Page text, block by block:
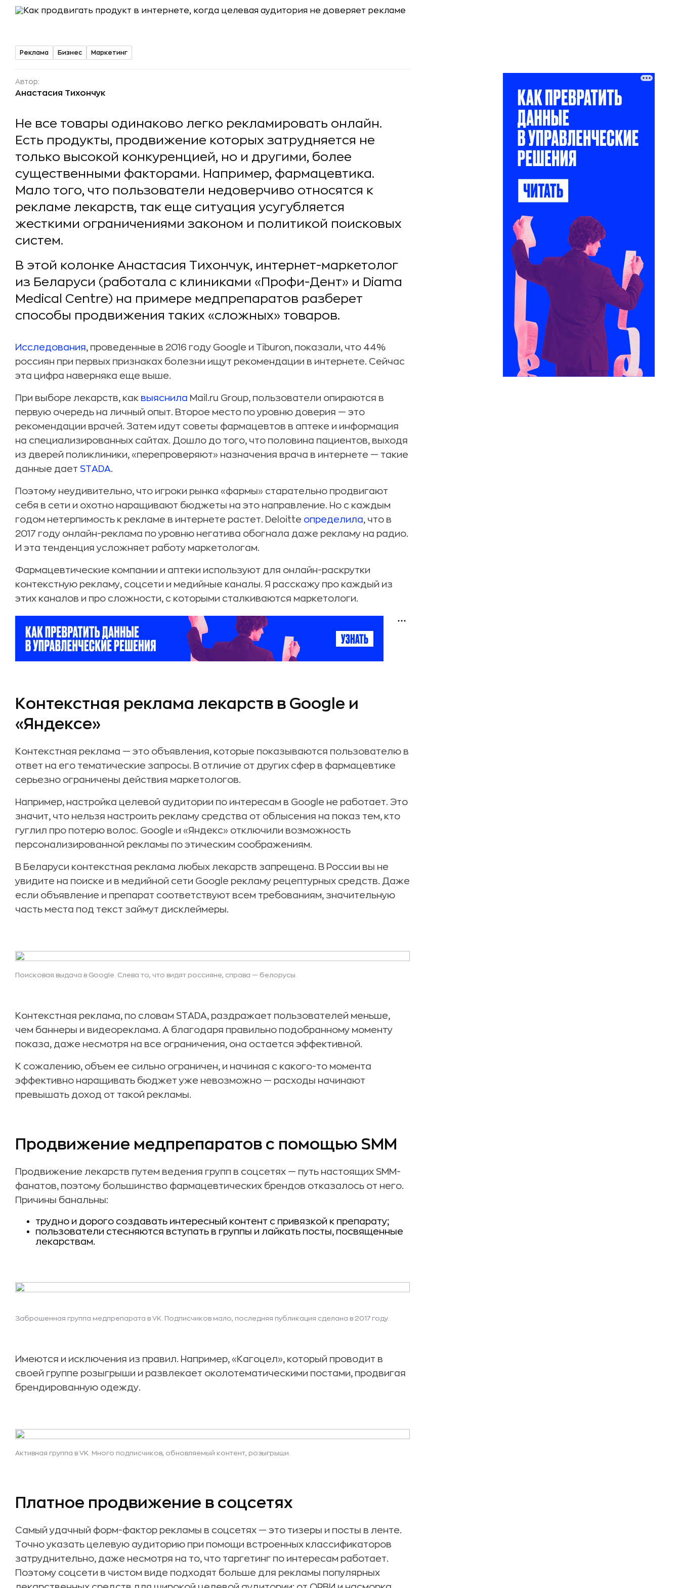
Реклама Бизнес Маркетинг
Автор:
Анастасия Тихончук
Не все товары одинаково легко рекламировать онлайн.
Есть продукты, продвижение которых затрудняется не
только высокой конкуренцией, но и другими, более
существенными факторами. Например, фармацевтика.
Мало того, что пользователи недоверчиво относятся к
рекламе лекарств, так еще ситуация усугубляется
жесткими ограничениями законом и политикой поисковых
систем.
В этой колонке Анастасия Тихончук, интернет-маркетолог
из Беларуси (работала с клиниками «Профи-Дент» и Diama
Medical Centre) на примере медпрепаратов разберет
способы продвижения таких «сложных» товаров.
Исследования, проведенные в 2016 году Google и Tiburon, показали, что 44%
россиян при первых признаках болезни ищут рекомендации в интернете. Сейчас
эта цифра наверняка еще выше.
При выборе лекарств, как выяснила Mail.ru Group, пользователи опираются в
первую очередь на личный опыт. Второе место по уровню доверия — это
рекомендации врачей. Затем идут советы фармацевтов в аптеке и информация
на специализированных сайтах. Дошло до того, что половина пациентов, выходя
из дверей поликлиники, «перепроверяют» назначения врача в интернете — такие
данные дает STADA.
Поэтому неудивительно, что игроки рынка «фармы» старательно продвигают
себя в сети и охотно наращивают бюджеты на это направление. Но с каждым
годом нетерпимость к рекламе в интернете растет. Deloitte определила, что в
2017 году онлайн-реклама по уровню негатива обогнала даже рекламу на радио.
И эта тенденция усложняет работу маркетологам.
Фармацевтические компании и аптеки используют для онлайн-раскрутки
контекстную рекламу, соцсети и медийные каналы. Я расскажу про каждый из
этих каналов и про сложности, с которыми сталкиваются маркетологи.
Контекстная реклама лекарств в Google и
«Яндексе»
Контекстная реклама — это объявления, которые показываются пользователю в
ответ на его тематические запросы. В отличие от других сфер в фармацевтике
серьезно ограничены действия маркетологов.
Например, настройка целевой аудитории по интересам в Google не работает. Это
значит, что нельзя настроить рекламу средства от облысения на показ тем, кто
гуглил про потерю волос. Google и «Яндекс» отключили возможность
персонализированной рекламы по этическим соображениям.
В Беларуси контекстная реклама любых лекарств запрещена. В России вы не
увидите на поиске и в медийной сети Google рекламу рецептурных средств. Даже
если объявление и препарат соответствуют всем требованиям, значительную
часть места под текст займут дисклеймеры.
Поисковая выдача в Google. Слева то, что видят россияне, справа — белорусы.
Контекстная реклама, по словам STADA, раздражает пользователей меньше,
чем баннеры и видеореклама. А благодаря правильно подобранному моменту
показа, даже несмотря на все ограничения, она остается эффективной.
К сожалению, объем ее сильно ограничен, и начиная с какого-то момента
эффективно наращивать бюджет уже невозможно — расходы начинают
превышать доход от такой рекламы.
Продвижение медпрепаратов с помощью SMM
Продвижение лекарств путем ведения групп в соцсетях — путь настоящих SMM-
фанатов, поэтому большинство фармацевтических брендов отказалось от него.
Причины банальны:
трудно и дорого создавать интересный контент с привязкой к препарату;
пользователи стесняются вступать в группы и лайкать посты, посвященные
лекарствам.
Заброшенная группа медпрепарата в VK. Подписчиков мало, последняя публикация сделана в 2017 году.
Имеются и исключения из правил. Например, «Кагоцел», который проводит в
своей группе розыгрыши и развлекает околотематическими постами, продвигая
брендированную одежду.
Активная группа в VK. Много подписчиков, обновляемый контент, розыгрыши.
Платное продвижение в соцсетях
Самый удачный форм-фактор рекламы в соцсетях — это тизеры и посты в ленте.
Точно указать целевую аудиторию при помощи встроенных классификаторов
затруднительно, даже несмотря на то, что таргетинг по интересам работает.
Поэтому соцсети в чистом виде подходят больше для рекламы популярных